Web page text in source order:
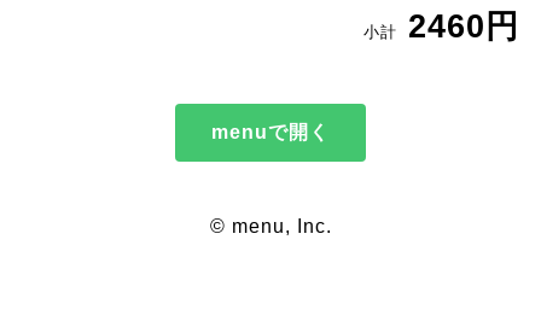
小計 2460円
menuで開く
© menu, Inc.